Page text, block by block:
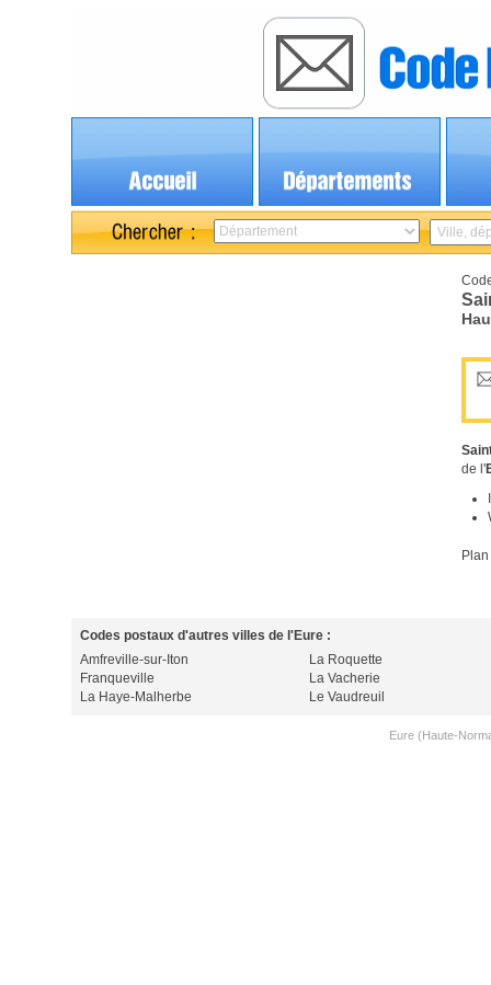
de l'
Codes postaux d'autres villes de l'Eure :
Amfreville-sur-Iton
Franqueville
La Haye-Malherbe
La Roquette
La Vacherie
Le Vaudreuil
Eure (Haute-